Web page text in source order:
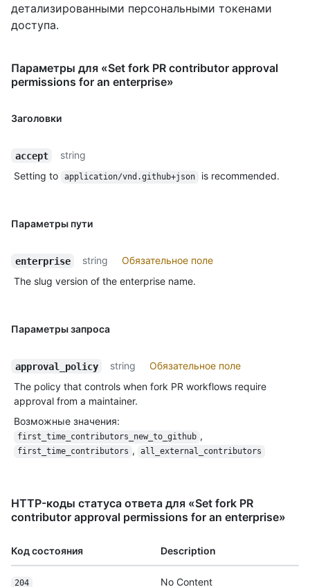
детализированными персональными токенами
доступа.
Параметры для «Set fork PR contributor approval
permissions for an enterprise»
Заголовки
accept
string
Setting to
application/vnd.github+json is recommended.
Параметры пути
enterprise string
Обязательное поле
The slug version of the enterprise name.
Параметры запроса
approval_policy string
Обязательное поле
The policy that controls when fork PR workflows require
approval from a maintainer.
Возможные значения:
first_time_contributors_new_to_github ,
first_time_contributors , all_external_contributors
HTTP-коды статуса ответа для «Set fork PR
contributor approval permissions for an enterprise»
Код состояния Description
204 No Content